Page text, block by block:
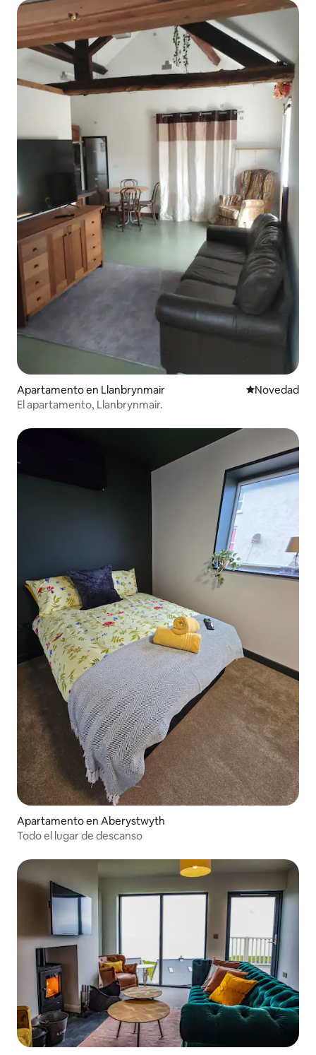
Apartamento en Llanbrynmair Lugar para
Novedad
El apartamento, Llanbrynmair.
Apartamento en Aberystwyth
Todo el lugar de descanso